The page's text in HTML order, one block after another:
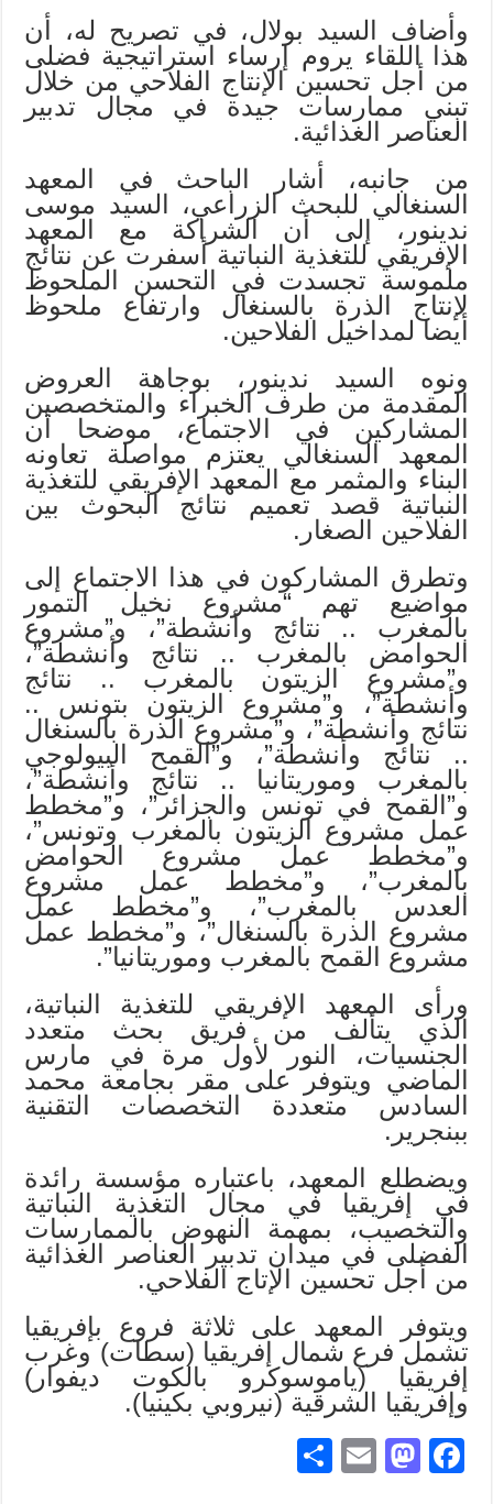
وأضاف السيد بولال، في تصريح له، أن
هذا اللقاء يروم إرساء استراتيجية فضلى
من أجل تحسين الإنتاج الفلاحي من خلال
تبني ممارسات جيدة في مجال تدبير
العناصر الغذائية.
من جانبه، أشار الباحث في المعهد
السنغالي للبحث الزراعي، السيد موسى
ندينور، إلى أن الشراكة مع المعهد
الإفريقي للتغذية النباتية أسفرت عن نتائج
ملموسة تجسدت في التحسن الملحوظ
لإنتاج الذرة بالسنغال وارتفاع ملحوظ
أيضا لمداخيل الفلاحين.
ونوه السيد ندينور، بوجاهة العروض
المقدمة من طرف الخبراء والمتخصصين
المشاركين في الاجتماع، موضحا أن
المعهد السنغالي يعتزم مواصلة تعاونه
البناء والمثمر مع المعهد الإفريقي للتغذية
النباتية قصد تعميم نتائج البحوث بين
الفلاحين الصغار.
وتطرق المشاركون في هذا الاجتماع إلى
مواضيع تهم “مشروع نخيل التمور
بالمغرب .. نتائج وأنشطة”، و”مشروع
الحوامض بالمغرب .. نتائج وأنشطة”،
و”مشروع الزيتون بالمغرب .. نتائج
وأنشطة”، و”مشروع الزيتون بتونس ..
نتائج وأنشطة”، و”مشروع الذرة بالسنغال
.. نتائج وأنشطة”، و”القمح البيولوجي
بالمغرب وموريتانيا .. نتائج وأنشطة”،
و”القمح في تونس والجزائر”، و”مخطط
عمل مشروع الزيتون بالمغرب وتونس”،
و”مخطط عمل مشروع الحوامض
بالمغرب”، و”مخطط عمل مشروع
العدس بالمغرب”، و”مخطط عمل
مشروع الذرة بالسنغال”، و”مخطط عمل
مشروع القمح بالمغرب وموريتانيا”.
ورأى المعهد الإفريقي للتغذية النباتية،
الذي يتألف من فريق بحث متعدد
الجنسيات، النور لأول مرة في مارس
الماضي ويتوفر على مقر بجامعة محمد
السادس متعددة التخصصات التقنية
ببنجرير.
ويضطلع المعهد، باعتباره مؤسسة رائدة
في إفريقيا في مجال التغذية النباتية
والتخصيب، بمهمة النهوض بالممارسات
الفضلى في ميدان تدبير العناصر الغذائية
من أجل تحسين الإتاج الفلاحي.
ويتوفر المعهد على ثلاثة فروع بإفريقيا
تشمل فرع شمال إفريقيا (سطات) وغرب
إفريقيا (ياموسوكرو بالكوت ديفوار)
وإفريقيا الشرقية (نيروبي بكينيا).
Fa
M
E